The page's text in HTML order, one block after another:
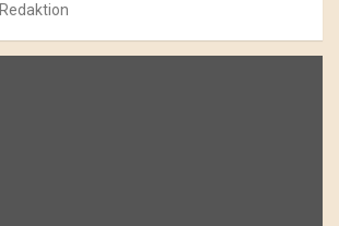
Redaktion